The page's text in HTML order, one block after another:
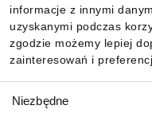
informacje z innymi
uzyskanymi podczas
zgodzie możemy lepiej
zainteresowań i
zgody
Niezbędne
Pobierz